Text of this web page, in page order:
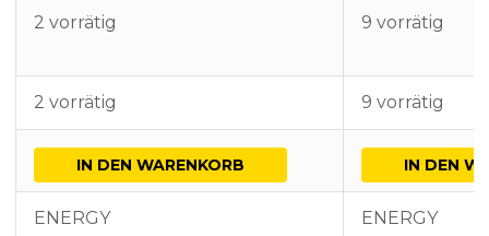
2 vorrätig 9 vorrätig
2 vorrätig 9 vorrätig
IN DEN WARENKORB IN DEN
ENERGY ENERGY